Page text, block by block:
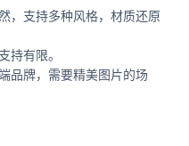
，支持多种风格，材质还原
持有限。
品牌，需要精美图片的场